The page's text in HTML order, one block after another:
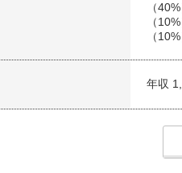
（
（
（
年収